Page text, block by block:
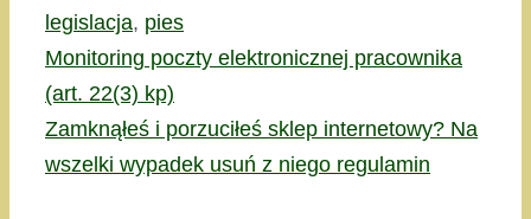
legislacja, pies
Monitoring poczty elektronicznej pracownika
(art. 22(3) kp)
Zamknąłeś i porzuciłeś sklep internetowy? Na
wszelki wypadek usuń z niego regulamin